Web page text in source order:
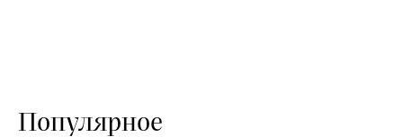
Популярное